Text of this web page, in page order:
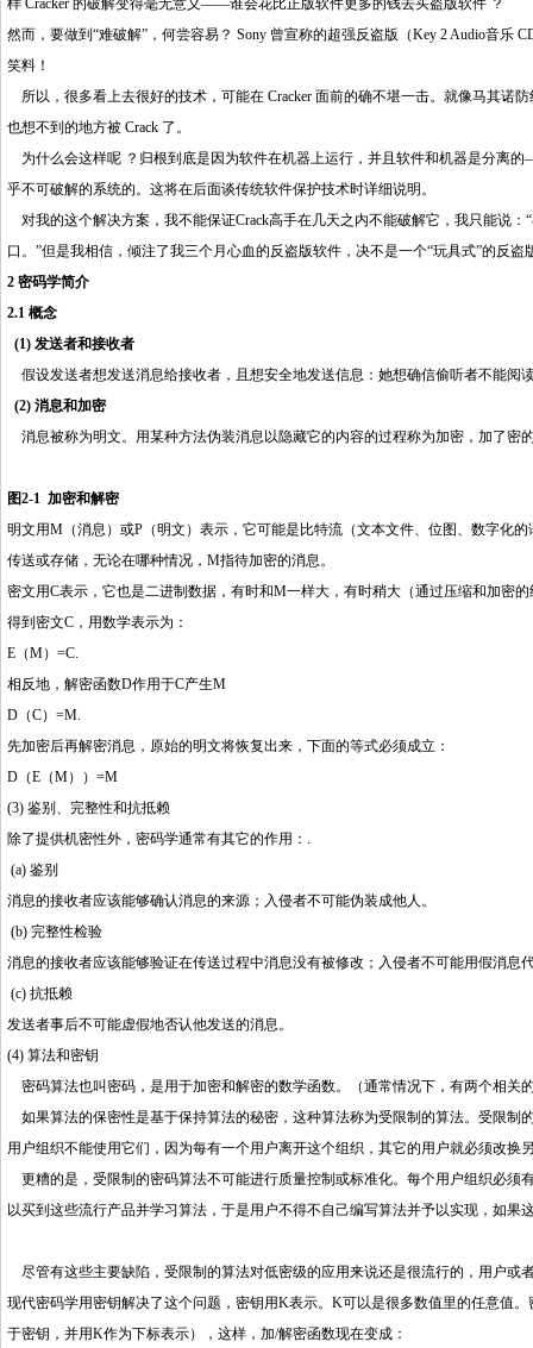
样 Cracker 的破解变得毫无意义——谁会花比正版软件更多的钱去买盗版软件 ？
然而，要做到“难破解”，何尝容易？ Sony 曾宣称的超强反盗版（Key 2 Audio音
笑料！
所以，很多看上去很好的技术，可能在 Cracker 面前的确不堪一击。就像马其诺
也想不到的地方被 Crack 了。
为什么会这样呢 ？归根到底是因为软件在机器上运行，并且软件和机器是分离
乎不可破解的系统的。这将在后面谈传统软件保护技术时详细说明。
对我的这个解决方案，我不能保证Crack高手在几天之内不能破解它，我只能说
口。”但是我相信，倾注了我三个月心血的反盗版软件，决不是一个“玩具式”的反盗
2 密码学简介http://www.16sheji8.cn/
2.1 概念
(1) 发送者和接收者
假设发送者想发送消息给接收者，且想安全地发送信息：她想确信偷听者不能阅
(2) 消息和加密
消息被称为明文。用某种方法伪装消息以隐藏它的内容的过程称为加密，加了密
图2-1 加密和解密
明文用M（消息）或P（明文）表示，它可能是比特流（文本文件、位图、数字化
传送或存储，无论在哪种情况，M指待加密的消息。
密文用C表示，它也是二进制数据，有时和M一样大，有时稍大（通过压缩和加密
得到密文C，用数学表示为：
E（M）=C.
相反地，解密函数D作用于C产生M
D（C）=M.
先加密后再解密消息，原始的明文将恢复出来，下面的等式必须成立：
D（E（M））=M
(3) 鉴别、完整性和抗抵赖
除了提供机密性外，密码学通常有其它的作用：.
(a) 鉴别
消息的接收者应该能够确认消息的来源；入侵者不可能伪装成他人。
(b) 完整性检验
消息的接收者应该能够验证在传送过程中消息没有被修改；入侵者不可能用假消息
(c) 抗抵赖
发送者事后不可能虚假地否认他发送的消息。
(4) 算法和密钥
密码算法也叫密码，是用于加密和解密的数学函数。（通常情况下，有两个相关
如果算法的保密性是基于保持算法的秘密，这种算法称为受限制的算法。受限制
用户组织不能使用它们，因为每有一个用户离开这个组织，其它的用户就必须改
更糟的是，受限制的密码算法不可能进行质量控制或标准化。每个用户组织必须
以买到这些流行产品并学习算法，于是用户不得不自己编写算法并予以实现，如
尽管有这些主要缺陷，受限制的算法对低密级的应用来说还是很流行的，用户或
现代密码学用密钥解决了这个问题，密钥用K表示。K可以是很多数值里的任意值
于密钥，并用K作为下标表示），这样，加/解密函数现在变成：